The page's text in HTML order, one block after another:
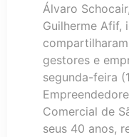
Álvaro
Guilherme Afif,
gestores e
segunda-feira
Comercial de
seus 40 anos,